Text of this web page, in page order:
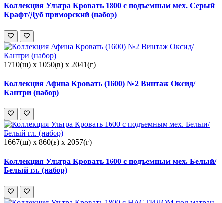
Коллекция Ультра Кровать 1800 с подъемным мех. Серый
Крафт/Дуб приморский (набор)
1710(ш) x 1050(в) x 2041(г)
Коллекция Афина Кровать (1600) №2 Винтаж Оксид/
Кантри (набор)
1667(ш) x 860(в) x 2057(г)
Коллекция Ультра Кровать 1600 с подъемным мех. Белый/
Белый гл. (набор)